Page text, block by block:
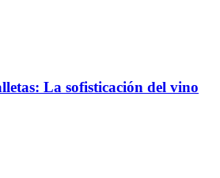
La sofisticación del vino